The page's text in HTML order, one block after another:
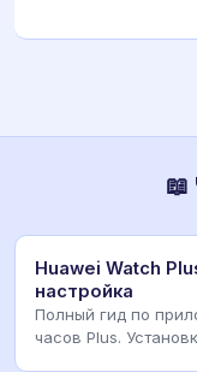
Huawei Watch
настройка
Полный гид по
часов Plus.